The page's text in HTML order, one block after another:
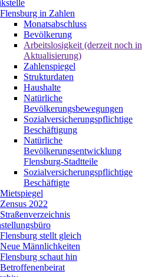
Flensburg in Zahlen
Monatsabschluss
Bevölkerung
Arbeitslosigkeit (derzeit noch in
Aktualisierung)
Zahlenspiegel
Strukturdaten
Haushalte
Natürliche
Bevölkerungsbewegungen
Sozialversicherungspflichtige
Beschäftigung
Natürliche
Bevölkerungsentwicklung
Flensburg-Stadtteile
Sozialversicherungspflichtige
Beschäftigte
Mietspiegel
Zensus 2022
Straßenverzeichnis
Flensburg stellt gleich
Neue Männlichkeiten
Flensburg schaut hin
Betroffenenbeirat